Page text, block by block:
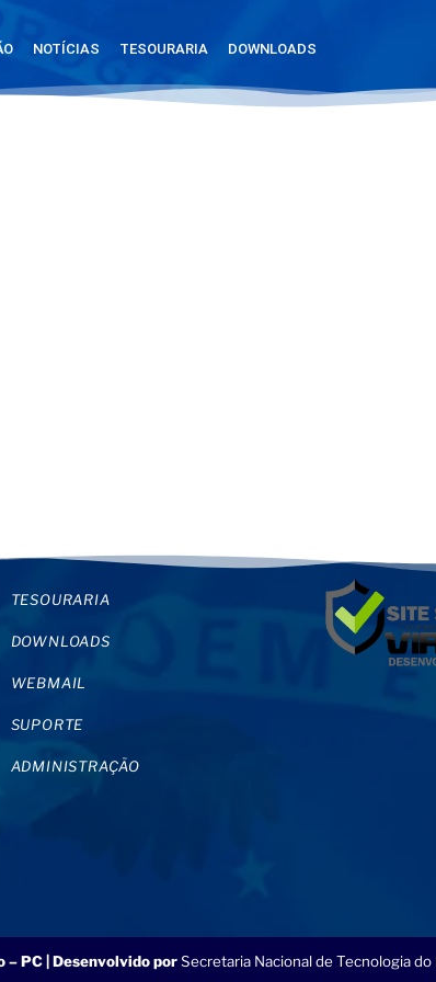
NOTÍCIAS TESOURARIA DOWNLOADS
TESOURARIA
DOWNLOADS
WEBMAIL
SUPORTE
ADMINISTRAÇÃO
PC | Desenvolvido porSecretaria Nacional de Tecnologia do